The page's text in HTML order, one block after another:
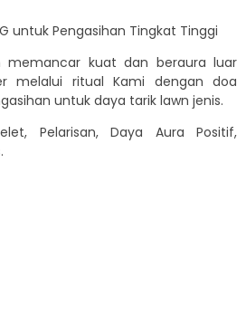
untuk Pengasihan Tingkat Tinggi
memancar kuat dan beraura luar
melalui ritual Kami dengan doa
untuk daya tarik lawn jenis.
Pelarisan, Daya Aura Positif,